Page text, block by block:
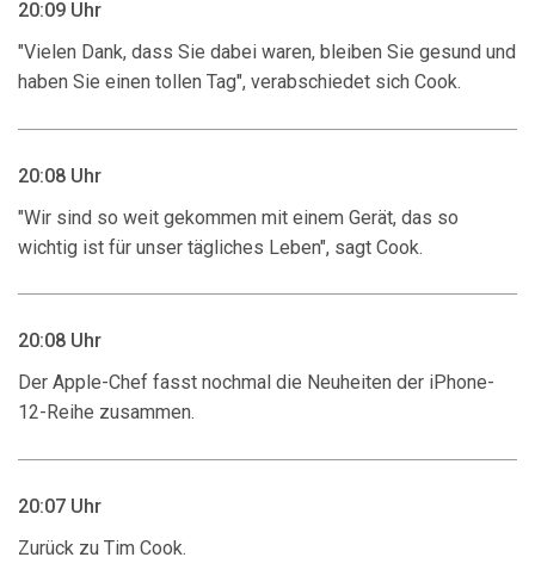
20:09 Uhr
"Vielen Dank, dass Sie dabei waren, bleiben Sie gesund und
haben Sie einen tollen Tag", verabschiedet sich Cook.
20:08 Uhr
"Wir sind so weit gekommen mit einem Gerät, das so
wichtig ist für unser tägliches Leben", sagt Cook.
20:08 Uhr
Der Apple-Chef fasst nochmal die Neuheiten der iPhone-
12-Reihe zusammen.
20:07 Uhr
Zurück zu Tim Cook.